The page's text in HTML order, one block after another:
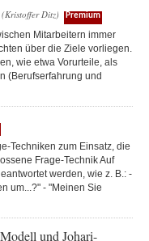
(Kristoffer Ditz) Premium
Mitarbeitern immer
über die Ziele vorliegen.
wie etwa Vorurteile, als
(Berufserfahrung und
Techniken zum Einsatz, die
Frage-Technik Auf
werden, wie z. B.: -
um...?" - "Meinen Sie
und Johari-